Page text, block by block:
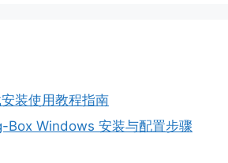
装使用教程指南
Box Windows 安装与配置步骤